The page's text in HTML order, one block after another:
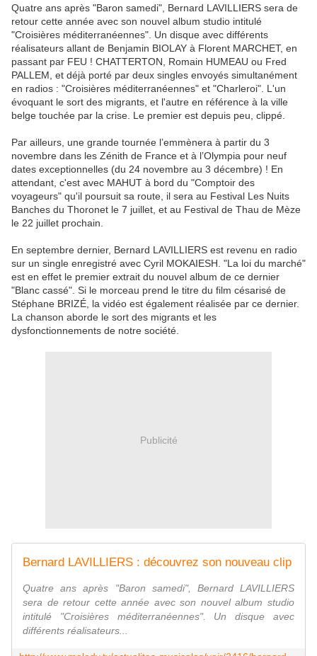
Quatre ans après "Baron samedi", Bernard LAVILLIERS sera de
retour cette année avec son nouvel album studio intitulé
"Croisières méditerranéennes". Un disque avec différents
réalisateurs allant de Benjamin BIOLAY à Florent MARCHET, en
passant par FEU ! CHATTERTON, Romain HUMEAU ou Fred
PALLEM, et déjà porté par deux singles envoyés simultanément
en radios : "Croisières méditerranéennes" et "Charleroi". L'un
évoquant le sort des migrants, et l'autre en référence à la ville
belge touchée par la crise. Le premier est depuis peu, clippé.
Par ailleurs, une grande tournée l’emmènera à partir du 3
novembre dans les Zénith de France et à l’Olympia pour neuf
dates exceptionnelles (du 24 novembre au 3 décembre) ! En
attendant, c'est avec MAHUT à bord du "Comptoir des
voyageurs" qu'il poursuit sa route, il sera au Festival Les Nuits
Banches du Thoronet le 7 juillet, et au Festival de Thau de Mèze
le 22 juillet prochain.
En septembre dernier, Bernard LAVILLIERS est revenu en radio
sur un single enregistré avec Cyril MOKAIESH. "La loi du marché"
est en effet le premier extrait du nouvel album de ce dernier
"Blanc cassé". Si le morceau prend le titre du film césarisé de
Stéphane BRIZÉ, la vidéo est également réalisée par ce dernier.
La chanson aborde le sort des migrants et les
dysfonctionnements de notre société.
Publicité
Bernard LAVILLIERS : découvrez son nouveau clip
Quatre ans après "Baron samedi", Bernard LAVILLIERS
sera de retour cette année avec son nouvel album studio
intitulé "Croisières méditerranéennes". Un disque avec
différents réalisateurs...